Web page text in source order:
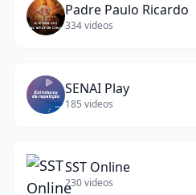
Padre Paulo Ricardo
334videos
SENAI Play
185 videos
SST Online
230videos